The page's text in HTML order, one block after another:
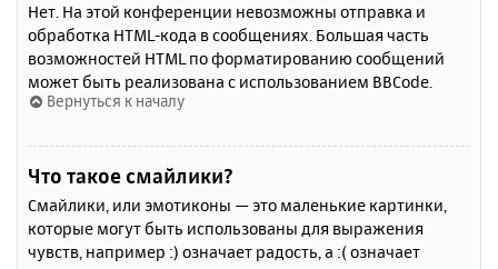
Нет. На этой конференции невозможны отправка и
обработка HTML-кода в сообщениях. Большая часть
возможностей HTML по форматированию сообщений
может быть реализована с использованием BBCode.
Вернуться к началу
Что такое смайлики?
Смайлики, или эмотиконы — это маленькие картинки,
которые могут быть использованы для выражения
чувств, например :) означает радость, а :( означает